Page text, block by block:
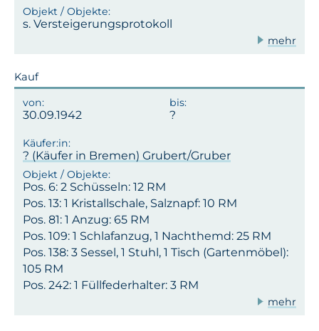
s. Versteigerungsprotokoll
mehr
Kauf
30.09.1942
? (Käufer in Bremen) Grubert/Gruber
Pos. 6: 2 Schüsseln: 12 RM
Pos. 13: 1 Kristallschale, Salznapf: 10 RM
Pos. 81: 1 Anzug: 65 RM
Pos. 109: 1 Schlafanzug, 1 Nachthemd: 25 RM
Pos. 138: 3 Sessel, 1 Stuhl, 1 Tisch (Gartenmöbel):
105 RM
Pos. 242: 1 Füllfederhalter: 3 RM
mehr